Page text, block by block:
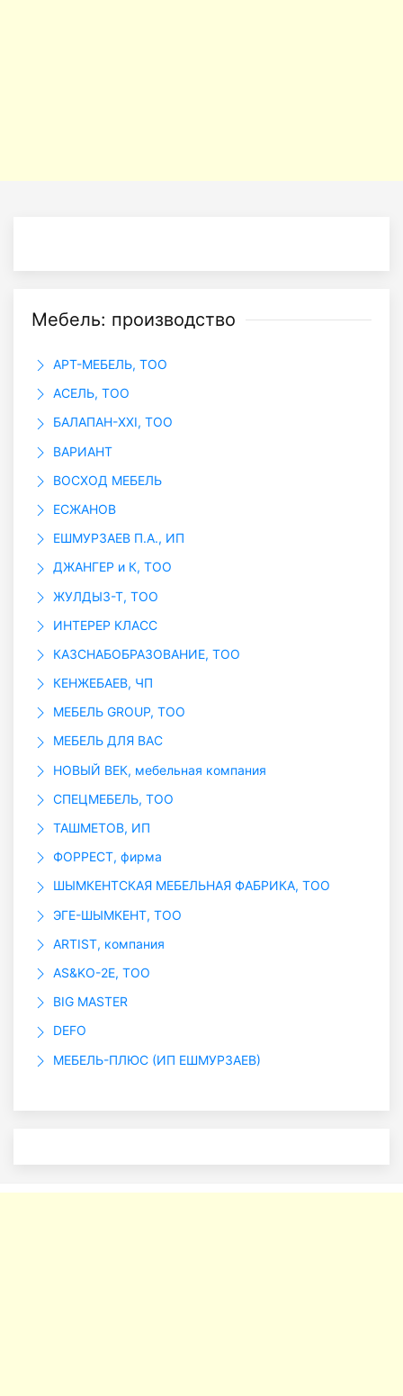
Мебель: производство
АРТ-МЕБЕЛЬ, ТОО
АСЕЛЬ, ТОО
БАЛАПАН-XXI, ТОО
ВАРИАНТ
ВОСХОД МЕБЕЛЬ
ЕСЖАНОВ
ЕШМУРЗАЕВ П.А., ИП
ДЖАНГЕР и К, ТОО
ЖУЛДЫЗ-Т, ТОО
ИНТЕРЕР КЛАСС
КАЗСНАБОБРАЗОВАНИЕ, ТОО
КЕНЖЕБАЕВ, ЧП
МЕБЕЛЬ GROUP, ТОО
МЕБЕЛЬ ДЛЯ ВАС
НОВЫЙ ВЕК, мебельная компания
СПЕЦМЕБЕЛЬ, ТОО
ТАШМЕТОВ, ИП
ФОРРЕСТ, фирма
ШЫМКЕНТСКАЯ МЕБЕЛЬНАЯ ФАБРИКА, ТОО
ЭГЕ-ШЫМКЕНТ, ТОО
ARTIST, компания
AS&KO-2E, ТОО
BIG MASTER
DEFO
МЕБЕЛЬ-ПЛЮС (ИП ЕШМУРЗАЕВ)